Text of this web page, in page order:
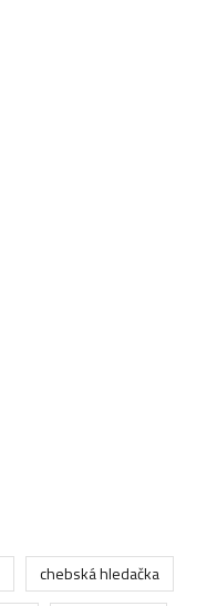
chebská hledačka